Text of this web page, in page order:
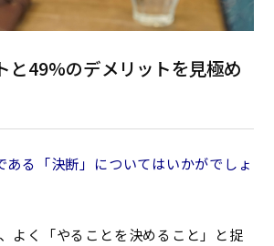
と49%のデメリットを見極め
る「決断」についてはいかがでしょ
よく「やることを決めること」と捉